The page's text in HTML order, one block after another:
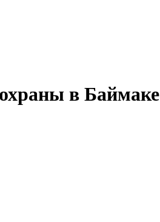
в Баймаке